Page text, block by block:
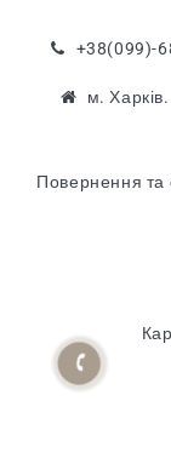
+38(099)-
м.
Повернення та